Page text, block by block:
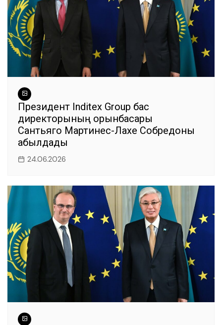
Президент Inditex Group бас
директорының орынбасары
Сантьяго Мартинес-Лахе Собредоны
қабылдады
24.06.2026